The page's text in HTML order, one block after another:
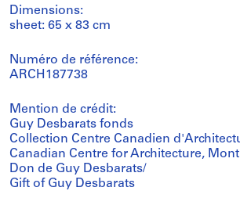
Dimensions:
sheet: 65 x 83 cm
Numéro de référence:
ARCH187738
Mention de crédit:
Guy Desbarats fonds
Collection Centre Canadien
Canadian Centre for Architecture,
Don de Guy Desbarats/
Gift of Guy Desbarats